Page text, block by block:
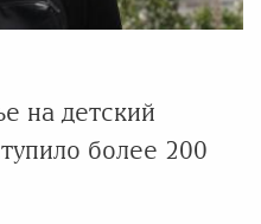
на детский
более 200